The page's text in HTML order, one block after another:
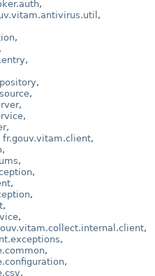
,
,
,
,
,
,
,
,
,
,
fr.gouv.vitam.client,
,
,
,
,
,
,
,
,
,
,
,
,